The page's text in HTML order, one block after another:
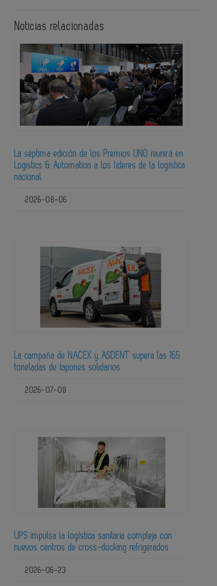
Noticias relacionadas
La séptima edición de los Premios UNO reunirá en
Logistics & Automation a los líderes de la logística
nacional
2026-08-06
La campaña de NACEX y ASDENT supera las 165
toneladas de tapones solidarios
2026-07-08
UPS impulsa la logística sanitaria compleja con
nuevos centros de cross-docking refrigerados
2026-06-23